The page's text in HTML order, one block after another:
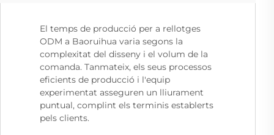
El temps de producció per a rellotges
ODM a Baoruihua varia segons la
complexitat del disseny i el volum de la
comanda. Tanmateix, els seus processos
eficients de producció i l'equip
experimentat asseguren un lliurament
puntual, complint els terminis establerts
pels clients.